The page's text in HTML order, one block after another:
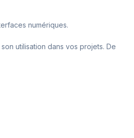
numériques.
utilisation dans vos projets. De